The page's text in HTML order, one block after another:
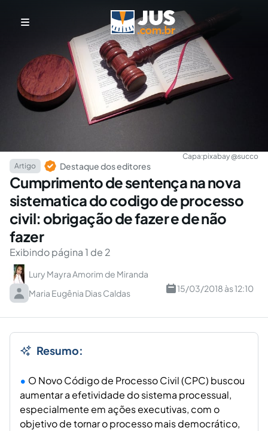
Capa:pixabay @succo
Artigo
Destaque dos editores
Cumprimento de sentença na nova
sistematica do codigo de processo
civil: obrigação de fazer e de não
fazer
Exibindo página 1 de 2
Lury Mayra Amorim de Miranda
Maria Eugênia Dias Caldas
15/03/2018 às 12:10
Resumo:
O Novo Código de Processo Civil (CPC) buscou
aumentar a efetividade do sistema processual,
especialmente em ações executivas, com o
objetivo de tornar o processo mais democrático,